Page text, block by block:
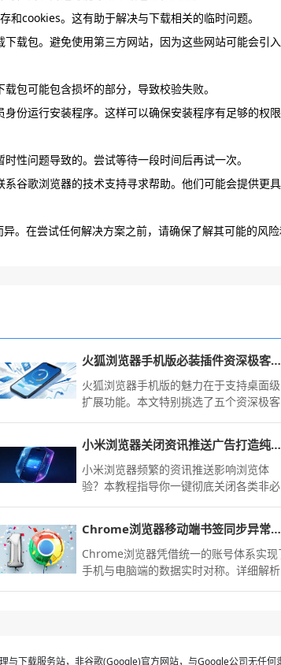
cookies。这有助于解决与下载相关的临时问题。
载包。避免使用第三方网站，因为这些网站可能会引入
包可能包含损坏的部分，导致校验失败。
份运行安装程序。这样可以确保安装程序有足够的权限
性问题导致的。尝试等待一段时间后再试一次。
谷歌浏览器的技术支持寻求帮助。他们可能会提供更具
。在尝试任何解决方案之前，请确保了解其可能的风
火狐浏览器手机版必装插件资深极客推荐五个常用项
火狐浏览器手机版的魅力在于支持桌面级
扩展功能。本文特别挑选了五个资深极客
私隐身及网页排版优化等功能，助您通过
个性化配置，极大提升移动端的网页浏览
专业度与操作效率。
小米浏览器关闭资讯推送广告打造纯净无干扰浏览环境
小米浏览器频繁的资讯推送影响浏览体
验？本教程指导你一键彻底关闭各类非必
Chrome浏览器移动端书签同步异常处理指南
Chrome浏览器凭借统一的账号体系实现
手机与电脑端的数据实时对称。详细解析
互感受。
与下载服务站，非谷歌(Google)官方网站，与Google公司无任何